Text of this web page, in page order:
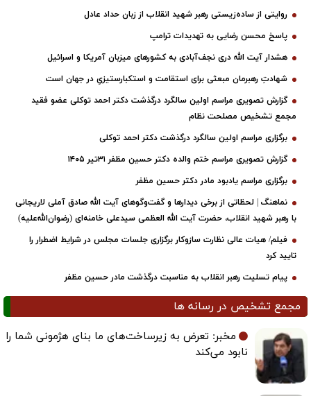
روایتی از ساده‌زیستی رهبر شهید انقلاب از زبان حداد عادل
پاسخ محسن رضایی به تهدیدات ترامپ
هشدار آیت الله دری نجف‌آبادی به کشورهای میزبان آمریکا و اسرائیل
شهادتِ رهبرمان مبعثی برای استقامت و استکبارستیزیِ در جهان است
گزارش تصویری مراسم اولین سالگرد درگذشت دکتر احمد توکلی عضو فقید
مجمع تشخیص مصلحت نظام
برگزاری مراسم اولین سالگرد درگذشت دکتر احمد توکلی
گزارش تصویری مراسم ختم والده دکتر حسین مظفر ۳۱تیر ۱۴۰۵
برگزاری مراسم یادبود مادر دکتر حسین مظفر
نماهنگ | لحظاتی از برخی دیدارها و گفت‌وگوهای آیت ‌الله صادق آملی لاریجانی
با رهبر شهید انقلاب، حضرت آیت‌ الله العظمی سیدعلی خامنه‌ای (رضوان‌الله‌علیه)
فیلم/ هیات عالی نظارت سازوکار برگزاری جلسات مجلس در شرایط اضطرار را
تایید کرد
پیام تسلیت رهبر انقلاب به مناسبت درگذشت مادر حسین مظفر
مجمع تشخیص در رسانه ها
مخبر: تعرض به زیرساخت‌های ما بنای هژمونی شما را
نابود می‌کند